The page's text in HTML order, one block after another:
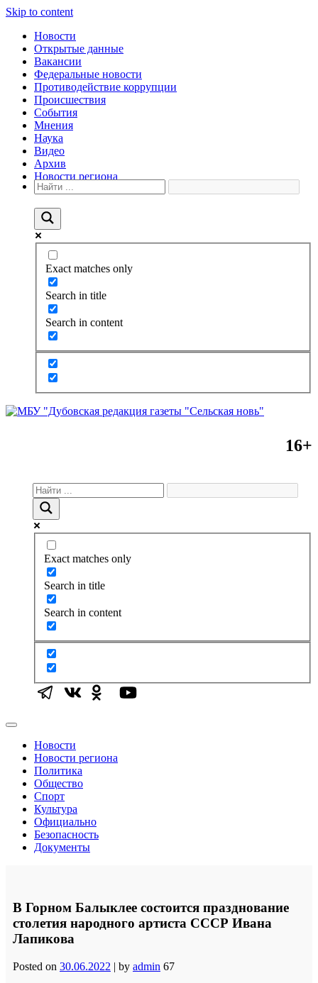
Skip to content
Новости
Открытые данные
Вакансии
Федеральные новости
Противодействие коррупции
Происшествия
События
Мнения
Наука
Видео
Архив
Новости региона
Exact matches only
Search in title
Search in content
16+
Exact matches only
Search in title
Search in content
Новости
Новости региона
Политика
Общество
Спорт
Культура
Официально
Безопасность
Документы
В Горном Балыклее состоится празднование
столетия народного артиста СССР Ивана
Лапикова
Posted on 30.06.2022 | by admin 67